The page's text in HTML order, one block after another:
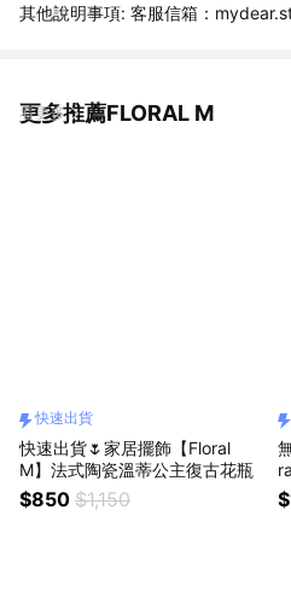
其他說明事項: 客服信箱：
更多推薦FLORAL M
看更多
快速出貨
快速出貨🌷家居擺飾【Floral
M】法式陶瓷溫蒂公主復古花瓶
$850 $1,150